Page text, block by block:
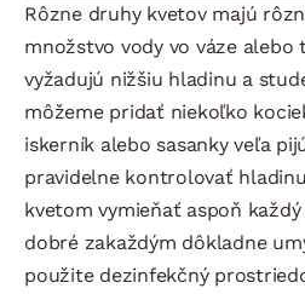
Rôzne druhy kvetov majú
množstvo vody vo váze alebo
vyžadujú nižšiu hladinu a
môžeme pridať niekoľko
iskerník alebo sasanky veľa
pravidelne kontrolovať
kvetom vymieňať aspoň
dobré zakaždým dôkladne
použite dezinfekčný